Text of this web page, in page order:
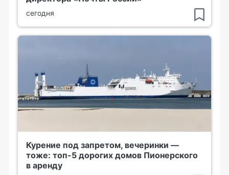
сегодня
Курение под запретом, вечеринки —
тоже: топ-5 дорогих домов Пионерского
в аренду